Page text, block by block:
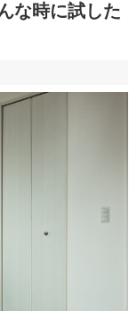
な時に試した